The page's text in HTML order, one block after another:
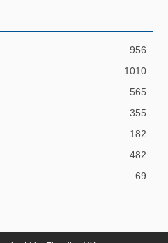
956
1010
565
355
182
482
69